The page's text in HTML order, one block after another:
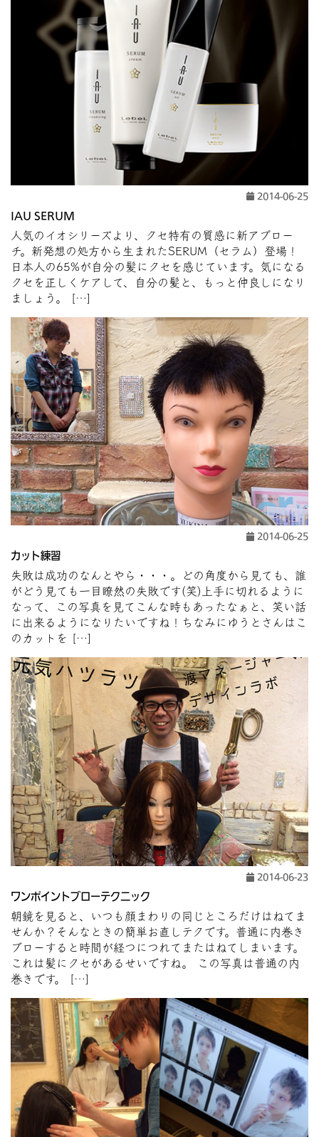
2014-06-25
IAU SERUM
人気のイオシリーズより、クセ特有の質感に新アプロー
チ。新発想の処方から生まれたSERUM（セラム）登場！
日本人の65%が自分の髪にクセを感じています。気になる
クセを正しくケアして、自分の髪と、もっと仲良しになり
ましょう。 […]
2014-06-25
カット練習
失敗は成功のなんとやら・・・。どの角度から見ても、誰
がどう見ても一目瞭然の失敗です(笑)上手に切れるように
なって、この写真を見てこんな時もあったなぁと、笑い話
に出来るようになりたいですね！ちなみにゆうとさんはこ
のカットを […]
2014-06-23
ワンポイントブローテクニック
朝鏡を見ると、いつも顔まわりの同じところだけはねてま
せんか？そんなときの簡単お直しテクです。普通に内巻き
ブローすると時間が経つにつれてまたはねてしまいます。
これは髪にクセがあるせいですね。 この写真は普通の内
巻きです。 […]